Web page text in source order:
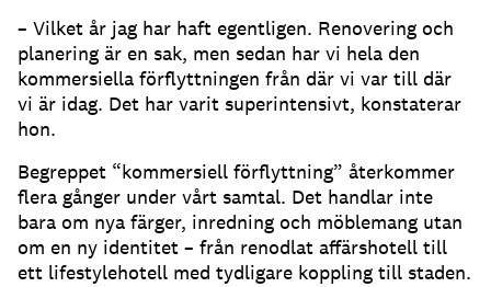
– Vilket år jag har haft egentligen. Renovering och
planering är en sak, men sedan har vi hela den
kommersiella förflyttningen från där vi var till där
vi är idag. Det har varit superintensivt, konstaterar
hon.
Begreppet “kommersiell förflyttning” återkommer
flera gånger under vårt samtal. Det handlar inte
bara om nya färger, inredning och möblemang utan
om en ny identitet – från renodlat affärshotell till
ett lifestylehotell med tydligare koppling till staden.